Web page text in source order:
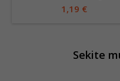
1,19 €
Sekite